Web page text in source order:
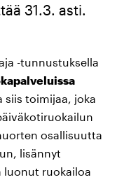
31.3. asti.
-tunnustuksella
siis toimijaa, joka
osallisuutta
lisännyt
luonut ruokailoa